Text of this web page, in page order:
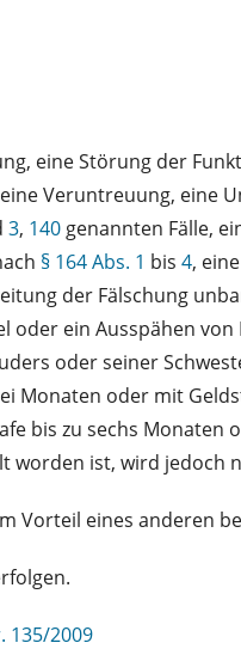
eine Störung der
Veruntreuung, eine
3, 140 genannten Fälle,
§ 164 Abs. 1 bis 4,
der Fälschung
ein Ausspähen
oder seiner
Monaten oder mit
bis zu sechs
worden ist, wird jedoch
Vorteil eines anderen
135/2009